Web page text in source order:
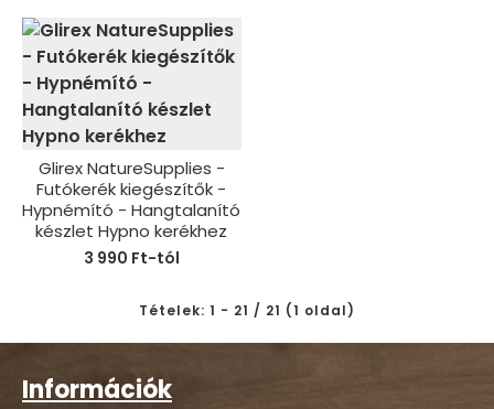
Glirex NatureSupplies -
Futókerék kiegészítők -
Hypnémító - Hangtalanító
készlet Hypno kerékhez
3 990 Ft-tól
Tételek: 1 - 21 / 21 (1 oldal)
Információk